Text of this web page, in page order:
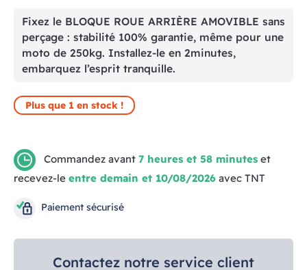
Fixez le BLOQUE ROUE ARRIÈRE AMOVIBLE sans
perçage : stabilité 100% garantie, même pour une
moto de 250kg. Installez-le en 2minutes,
embarquez l’esprit tranquille.
Plus que 1 en stock !
Commandez avant 7 heures et 58 minutes et
recevez-le entre demain et 10/08/2026 avec TNT
Paiement sécurisé
Contactez notre service client